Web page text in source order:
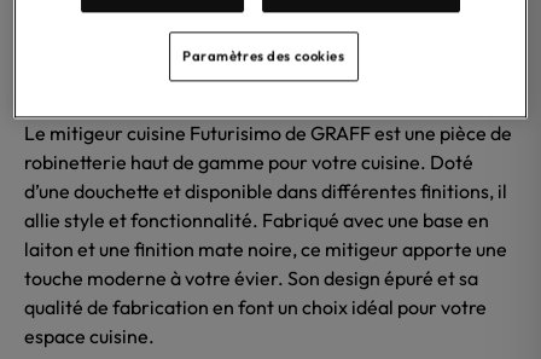
Le mitigeur cuisine Futurisimo de GRAFF est une pièce de
robinetterie haut de gamme pour votre cuisine. Doté
d’une douchette et disponible dans différentes finitions, il
allie style et fonctionnalité. Fabriqué avec une base en
laiton et une finition mate noire, ce mitigeur apporte une
touche moderne à votre évier. Son design épuré et sa
qualité de fabrication en font un choix idéal pour votre
espace cuisine.
Paramètres des cookies